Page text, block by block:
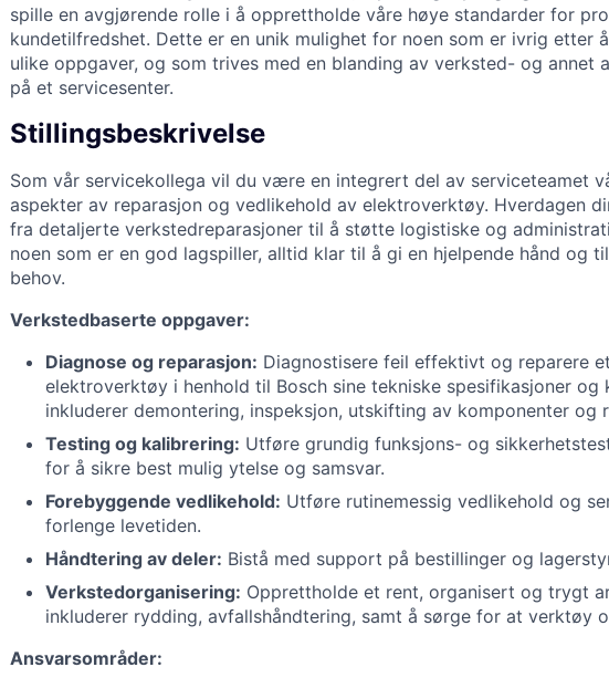
spille en avgjørende rolle i å opprettholde våre høye standarder for
kundetilfredshet. Dette er en unik mulighet for noen som er ivrig etter
ulike oppgaver, og som trives med en blanding av verksted- og annet
på et servicesenter.
Stillingsbeskrivelse
Som vår servicekollega vil du være en integrert del av serviceteamet
aspekter av reparasjon og vedlikehold av elektroverktøy. Hverdagen
fra detaljerte verkstedreparasjoner til å støtte logistiske og
noen som er en god lagspiller, alltid klar til å gi en hjelpende hånd og
behov.
Verkstedbaserte oppgaver:
Diagnose og reparasjon: Diagnostisere feil effektivt og reparere
elektroverktøy i henhold til Bosch sine tekniske spesifikasjoner og
inkluderer demontering, inspeksjon, utskifting av komponenter og
Testing og kalibrering: Utføre grundig funksjons- og
for å sikre best mulig ytelse og samsvar.
Forebyggende vedlikehold: Utføre rutinemessig vedlikehold og
forlenge levetiden.
Håndtering av deler: Bistå med support på bestillinger og
Verkstedorganisering: Opprettholde et rent, organisert og trygt
inkluderer rydding, avfallshåndtering, samt å sørge for at verktøy
Ansvarsområder: